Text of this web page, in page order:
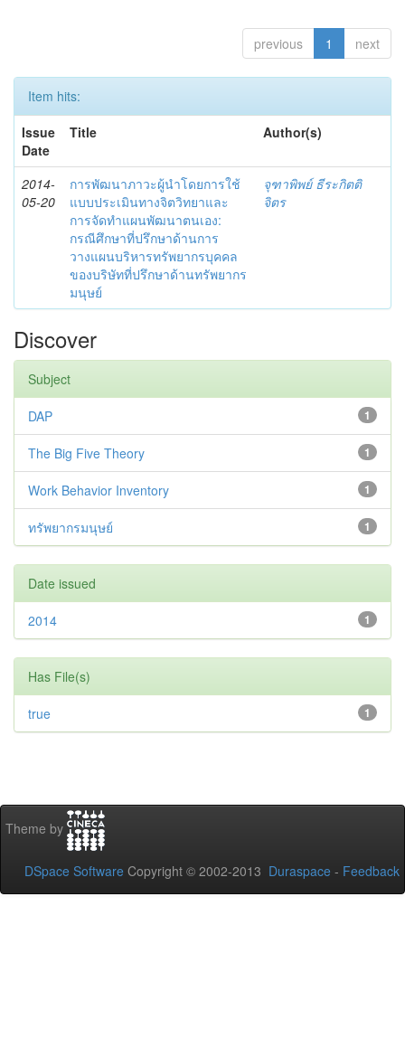
previous 1 next
Item hits:
Issue
Date
Title Author(s)
2014-
05-20
การพัฒนาภาวะผู้นำโดยการใช้
แบบประเมินทางจิตวิทยาและ
การจัดทำแผนพัฒนาตนเอง:
กรณีศึกษาที่ปรึกษาด้านการ
วางแผนบริหารทรัพยากรบุคคล
ของบริษัทที่ปรึกษาด้านทรัพยากร
มนุษย์
จุฑาพิพย์ ธีระกิตติ
จิตร
Discover
Subject
1
DAP
1
The Big Five Theory
1
Work Behavior Inventory
1
ทรัพยากรมนุษย์
Date issued
1
2014
Has File(s)
1
true
Theme by
DSpace Software Copyright © 2002-2013 Duraspace - Feedback